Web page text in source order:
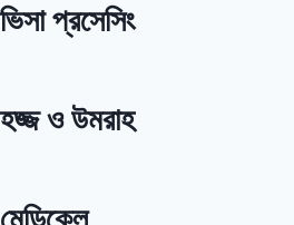
ভিসা প্রসেসিং
হজ্জ ও উমরাহ